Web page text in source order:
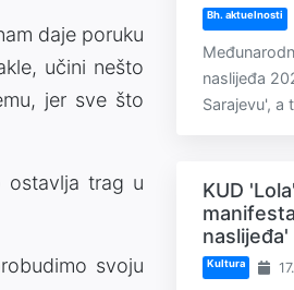
daje poruku
učini nešto
jer sve što
ostavlja trag u
svoju
Bh. aktuelnosti
naslijeđa
Sarajevu', a
KUD
naslijeđa'
Kultura